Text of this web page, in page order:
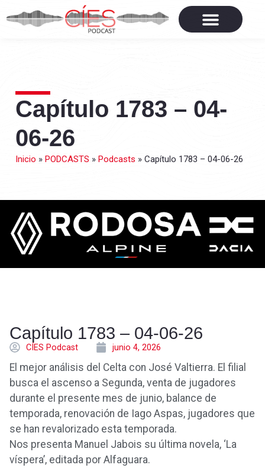
Capítulo 1783 – 04-
06-26
Inicio » PODCASTS » Podcasts » Capítulo 1783 – 04-06-26
Capítulo 1783 – 04-06-26
CÍES Podcast junio 4, 2026
El mejor análisis del Celta con José Valtierra. El filial
busca el ascenso a Segunda, venta de jugadores
durante el presente mes de junio, balance de
temporada, renovación de Iago Aspas, jugadores que
se han revalorizado esta temporada.
Nos presenta Manuel Jabois su última novela, ‘La
víspera’, editada por Alfaguara.